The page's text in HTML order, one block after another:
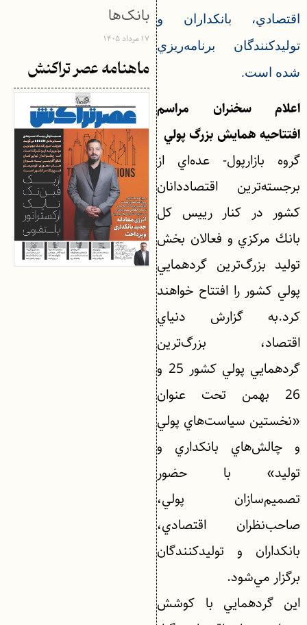
اقتصادي، بانكداران و
توليدكنندگان برنامه‌ريزي
شده است.
اعلام سخنران مراسم
افتتاحيه همايش بزرگ پولي
گروه بازارپول- عده‌اي از
برجسته‌ترين اقتصاددانان
كشور در كنار رييس كل
بانك مركزي و فعالان بخش
توليد بزرگ‌ترين گردهمايي
پولي كشور را افتتاح خواهند
كرد.به گزارش دنياي
اقتصاد، بزرگ‌ترين
گردهمايي پولي كشور 25 و
26 بهمن تحت عنوان
«نخستين سياست‌هاي پولي
و چالش‌هاي بانكداري و
توليد» با حضور
تصميم‌سازان پولي،
صاحب‌نظران اقتصادي،
بانكداران و توليدكنندگان
برگزار مي‌شود.
اين گردهمايي با كوشش
بانک‌ها
۱۷ مرداد ۱۴۰۵
ماهنامه عصر تراکنش